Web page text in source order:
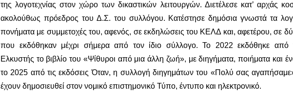
της λογοτεχνίας στον χώρο των δικαστικών λειτουργών. Διετέλεσε κατ’ αρχάς
ακολούθως πρόεδρος του Δ.Σ. του συλλόγου. Κατέστησε δημόσια γνωστά τα
πονήματα με συμμετοχές του, αφενός, σε εκδηλώσεις του ΚΕΛΔ και, αφετέρου, σε
που εκδόθηκαν μέχρι σήμερα από τον ίδιο σύλλογο. Το 2022 εκδόθηκε από
Ελκυστής το βιβλίο του «Ψίθυροι από μια άλλη ζωή», με διηγήματα, ποιήματα και
το 2025 από τις εκδόσεις Όταν, η συλλογή διηγημάτων του «Πολύ σας
έχουν δημοσιευθεί στον νομικό επιστημονικό Τύπο, έντυπο και ηλεκτρονικό.